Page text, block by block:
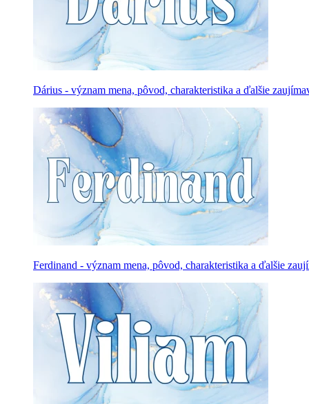
Dárius - význam mena, pôvod, charakteristika a ďalšie
Ferdinand - význam mena, pôvod, charakteristika a ďalšie